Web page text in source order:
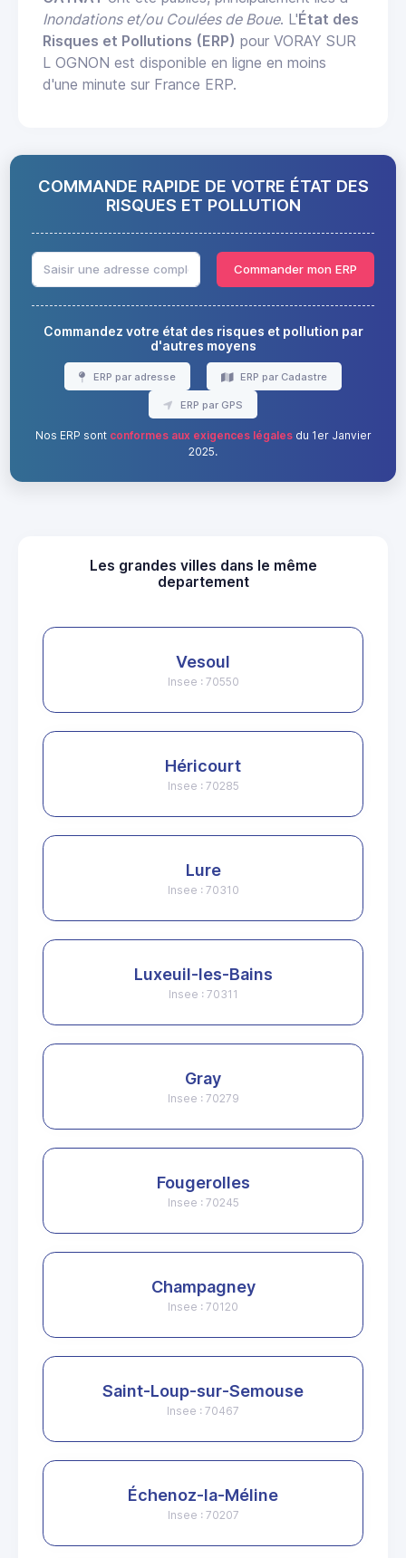
Inondations et/ou Coulées de Boue. L'État des
Risques et Pollutions (ERP) pour VORAY SUR
L OGNON est disponible en ligne en moins
d'une minute sur France ERP.
COMMANDE RAPIDE DE VOTRE ÉTAT DES
RISQUES ET POLLUTION
Commander mon ERP
Commandez votre état des risques et pollution par
d'autres moyens
ERP par adresse ERP par Cadastre
ERP par GPS
Nos ERP sont conformes aux exigences légalesdu 1er Janvier
2025.
Les grandes villes dans le même
departement
Vesoul
Insee : 70550
Héricourt
Insee : 70285
Lure
Insee : 70310
Luxeuil-les-Bains
Insee : 70311
Gray
Insee : 70279
Fougerolles
Insee : 70245
Champagney
Insee : 70120
Saint-Loup-sur-Semouse
Insee : 70467
Échenoz-la-Méline
Insee : 70207